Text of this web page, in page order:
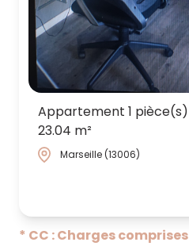
Appartement 1 pièce(s)
23.04 m²
Marseille (13006)
* CC : Charges comprises